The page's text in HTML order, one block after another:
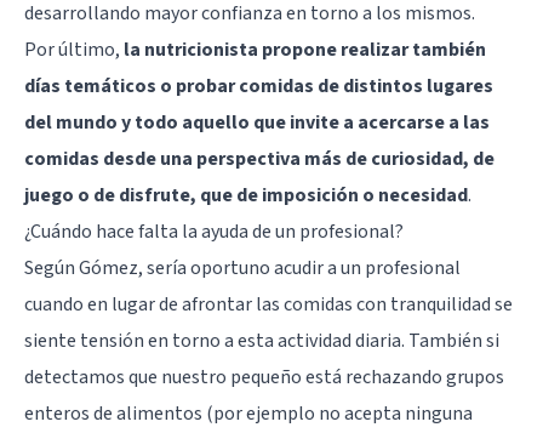
desarrollando mayor confianza en torno a los mismos.
Por último, la nutricionista propone realizar también
días temáticos o probar comidas de distintos lugares
del mundo y todo aquello que invite a acercarse a las
comidas desde una perspectiva más de curiosidad, de
juego o de disfrute, que de imposición o necesidad.
¿Cuándo hace falta la ayuda de un profesional?
Según Gómez, sería oportuno acudir a un profesional
cuando en lugar de afrontar las comidas con tranquilidad se
siente tensión en torno a esta actividad diaria. También si
detectamos que nuestro pequeño está rechazando grupos
enteros de alimentos (por ejemplo no acepta ninguna